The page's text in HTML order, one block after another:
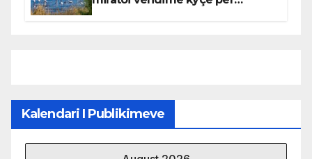
Kalendari I Publikimeve